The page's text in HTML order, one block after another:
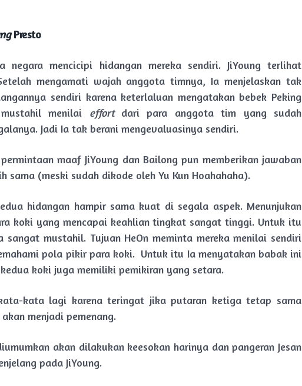
Presto
negara mencicipi hidangan mereka sendiri. JiYoung terlihat
mengamati wajah anggota timnya, Ia menjelaskan tak
sendiri karena keterlaluan mengatakan bebek Peking
menilai effortdari para anggota tim yang sudah
Jadi Ia tak berani mengevaluasinya sendiri.
permintaan maaf JiYoung dan Bailong pun memberikan jawaban
sama (meski sudah dikode oleh Yu Kun Hoahahaha).
hidangan hampir sama kuat di segala aspek. Menunjukan
koki yang mencapai keahlian tingkat sangat tinggi. Untuk itu
sangat mustahil. Tujuan HeOn meminta mereka menilai sendiri
pola pikir para koki. Untuk itu Ia menyatakan babak ini
koki juga memiliki pemikiran yang setara.
kata lagi karena teringat jika putaran ketiga tetap sama
menjadi pemenang.
akan dilakukan keesokan harinya dan pangeran Jesan
pada JiYoung.